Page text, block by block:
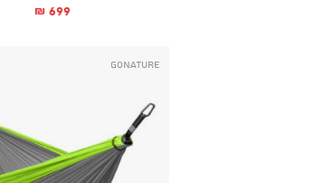
₪ 699
GoNature